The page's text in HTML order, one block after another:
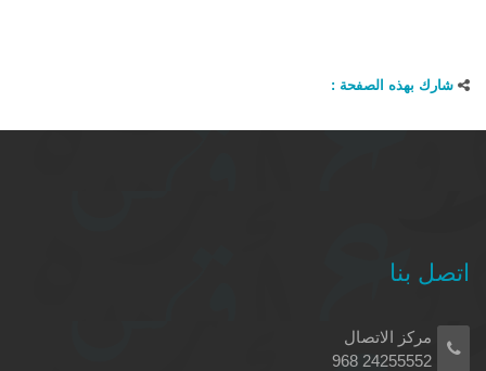
شارك بهذه الصفحة :
اتصل بنا
مركز الاتصال
24255552 968